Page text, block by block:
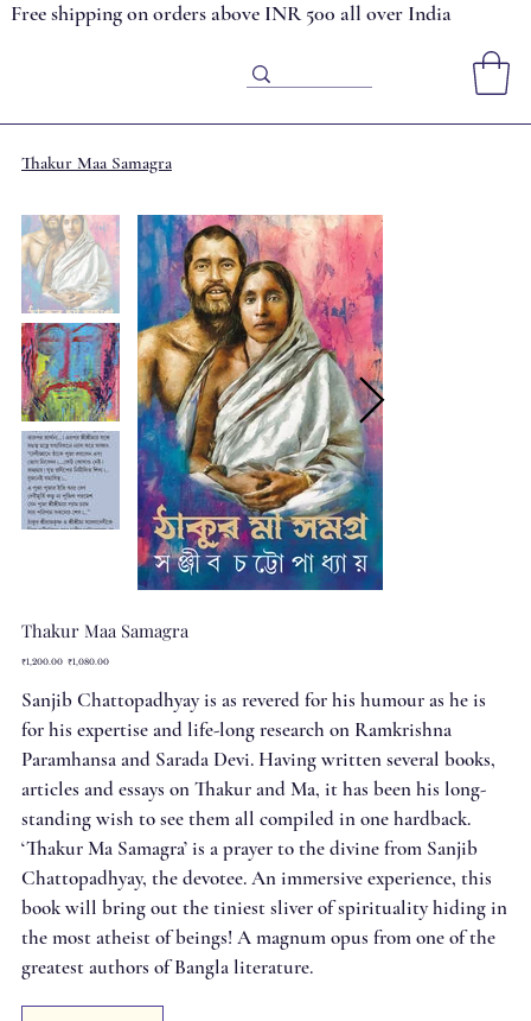
Free shipping on orders above INR 500 all over India
Thakur Maa Samagra
Thakur Maa Samagra
Original
₹1,200.00 Sale
₹1,080.00
Sanjib Chattopadhyay is as revered for his humour as he is
for his expertise and life-long research on Ramkrishna
Paramhansa and Sarada Devi. Having written several books,
articles and essays on Thakur and Ma, it has been his long-
standing wish to see them all compiled in one hardback.
‘Thakur Ma Samagra’ is a prayer to the divine from Sanjib
Chattopadhyay, the devotee. An immersive experience, this
book will bring out the tiniest sliver of spirituality hiding in
the most atheist of beings! A magnum opus from one of the
greatest authors of Bangla literature.